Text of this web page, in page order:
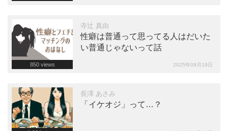
850views
寺辻 真由
性癖は普通って思ってる人はだいた
い普通じゃないって話
2025年09月19日
長澤 あさみ
「イケオジ」って…？